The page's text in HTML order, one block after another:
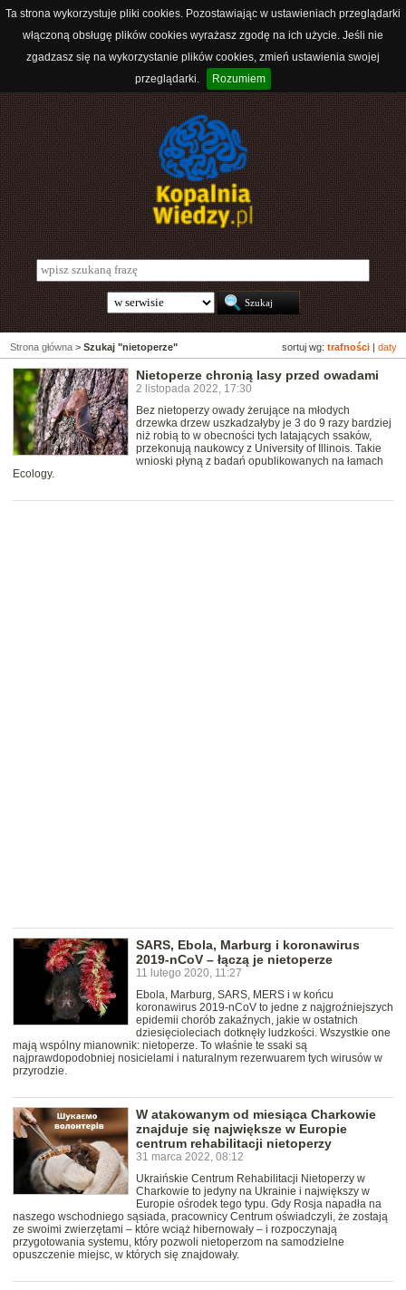
Ta strona wykorzystuje pliki cookies. Pozostawiając w ustawieniach przeglądarki
włączoną obsługę plików cookies wyrażasz zgodę na ich użycie. Jeśli nie
zgadzasz się na wykorzystanie plików cookies, zmień ustawienia swojej
przeglądarki.
Rozumiem
sortuj wg: trafności daty
Strona główna > Szukaj "nietoperze"
Nietoperze chronią lasy przed owadami
2 listopada 2022, 17:30
Bez nietoperzy owady żerujące na młodych
drzewka drzew uszkadzałyby je 3 do 9 razy bardziej
niż robią to w obecności tych latających ssaków,
przekonują naukowcy z University of Illinois. Takie
wnioski płyną z badań opublikowanych na łamach
Ecology.
SARS, Ebola, Marburg i koronawirus
2019-nCoV – łączą je nietoperze
11 lutego 2020, 11:27
Ebola, Marburg, SARS, MERS i w końcu
koronawirus 2019-nCoV to jedne z najgroźniejszych
epidemii chorób zakaźnych, jakie w ostatnich
dziesięcioleciach dotknęły ludzkości. Wszystkie one
mają wspólny mianownik: nietoperze. To właśnie te ssaki są
najprawdopodobniej nosicielami i naturalnym rezerwuarem tych wirusów w
przyrodzie.
W atakowanym od miesiąca Charkowie
znajduje się największe w Europie
centrum rehabilitacji nietoperzy
31 marca 2022, 08:12
Ukraińskie Centrum Rehabilitacji Nietoperzy w
Charkowie to jedyny na Ukrainie i największy w
Europie ośrodek tego typu. Gdy Rosja napadła na
naszego wschodniego sąsiada, pracownicy Centrum oświadczyli, że zostają
ze swoimi zwierzętami – które wciąż hibernowały – i rozpoczynają
przygotowania systemu, który pozwoli nietoperzom na samodzielne
opuszczenie miejsc, w których się znajdowały.